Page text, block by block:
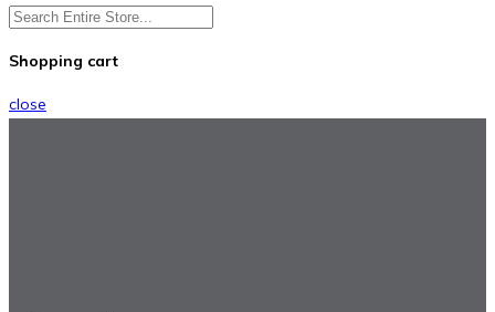
Shopping cart
close